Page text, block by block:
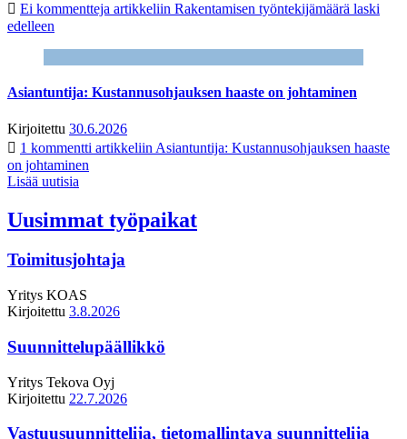
Ei kommentteja artikkeliin Rakentamisen työntekijämäärä laski
edelleen
Asiantuntija: Kustannusohjauksen haaste on johtaminen
Kirjoitettu 30.6.2026
1 kommentti artikkeliin Asiantuntija: Kustannusohjauksen haaste
on johtaminen
Lisää uutisia
Uusimmat työpaikat
Toimitusjohtaja
Yritys KOAS
Kirjoitettu 3.8.2026
Suunnittelupäällikkö
Yritys Tekova Oyj
Kirjoitettu 22.7.2026
Vastuusuunnittelija, tietomallintava suunnittelija